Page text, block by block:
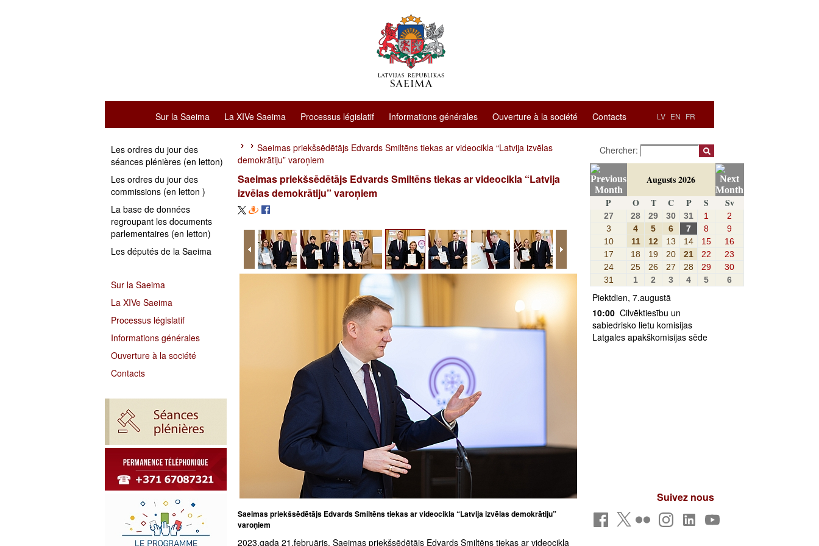
LV EN FR
Sur la Saeima La XIVe Saeima Processus législatif Informations générales Ouverture à la société Contacts
Les ordres du jour des
séances plénières (en letton)
Les ordres du jour des
commissions (en letton )
La base de données
regroupant les documents
parlementaires (en letton)
Les députés de la Saeima
Sur la Saeima
La XIVe Saeima
Processus législatif
Informations générales
Ouverture à la société
Contacts
Saeimas priekšsēdētājs Edvards Smiltēns tiekas ar videocikla “Latvija izvēlas
demokrātiju” varoņiem
Saeimas priekšsēdētājs Edvards Smiltēns tiekas ar videocikla “Latvija
izvēlas demokrātiju” varoņiem
Saeimas priekšsēdētājs Edvards Smiltēns tiekas ar videocikla “Latvija izvēlas demokrātiju”
varoņiem
2023.gada 21.februāris. Saeimas priekšsēdētājs Edvards Smiltēns tiekas ar videocikla
Chercher:
Augusts 2026
P
O T C P S Sv
27 28 29 30 31 1
2
3
4 5 6 7 8
9
10
11 12 13 14 15
16
17
18 19 20 21 22
23
24
25 26 27 28 29
30
31
1 2 3 4 5 6
Piektdien, 7.augustā
10:00 Cilvēktiesību un
sabiedrisko lietu komisijas
Latgales apakškomisijas sēde
Suivez nous